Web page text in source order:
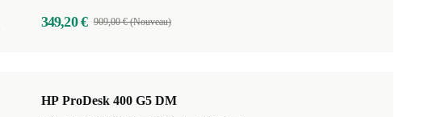
349,20 € 909,00 € (Nouveau)
HP ProDesk 400 G5 DM